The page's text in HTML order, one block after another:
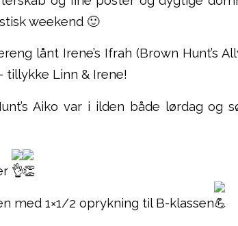
weekend 🙂
lånt Irene’s Ifrah (Brown Hunt’s
tillykke Linn & Irene!
Aiko var i ilden både lørdag og
med 1×1/2 oprykning til B-klassen